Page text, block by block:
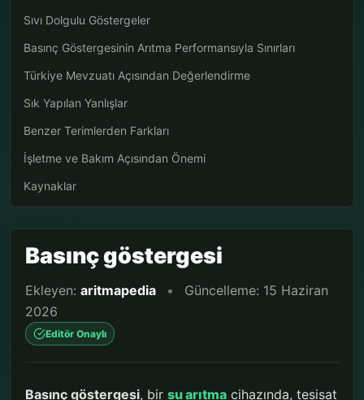
Sıvı Dolgulu Göstergeler
Basınç Göstergesinin Arıtma Performansıyla Sınırları
Türkiye Mevzuatı Açısından Değerlendirme
Sık Yapılan Yanlışlar
Benzer Terimlerden Farkları
İşletme ve Bakım Açısından Önemi
Kaynaklar
Basınç göstergesi
Ekleyen: aritmapedia •
Güncelleme: 15 Haziran
2026
Editör Onaylı
Basınç göstergesi, bir su arıtma cihazında, tesisat